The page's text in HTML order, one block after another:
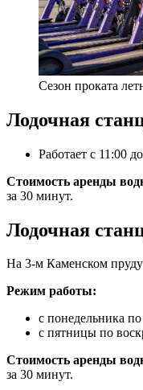
Сезон проката
Лодочная
Работает с 11:00
Стоимость аренды
за 30 минут.
Лодочная
На 3-м Каменском
Режим работы:
с понедельника
с пятницы по
Стоимость аренды
за 30 минут.